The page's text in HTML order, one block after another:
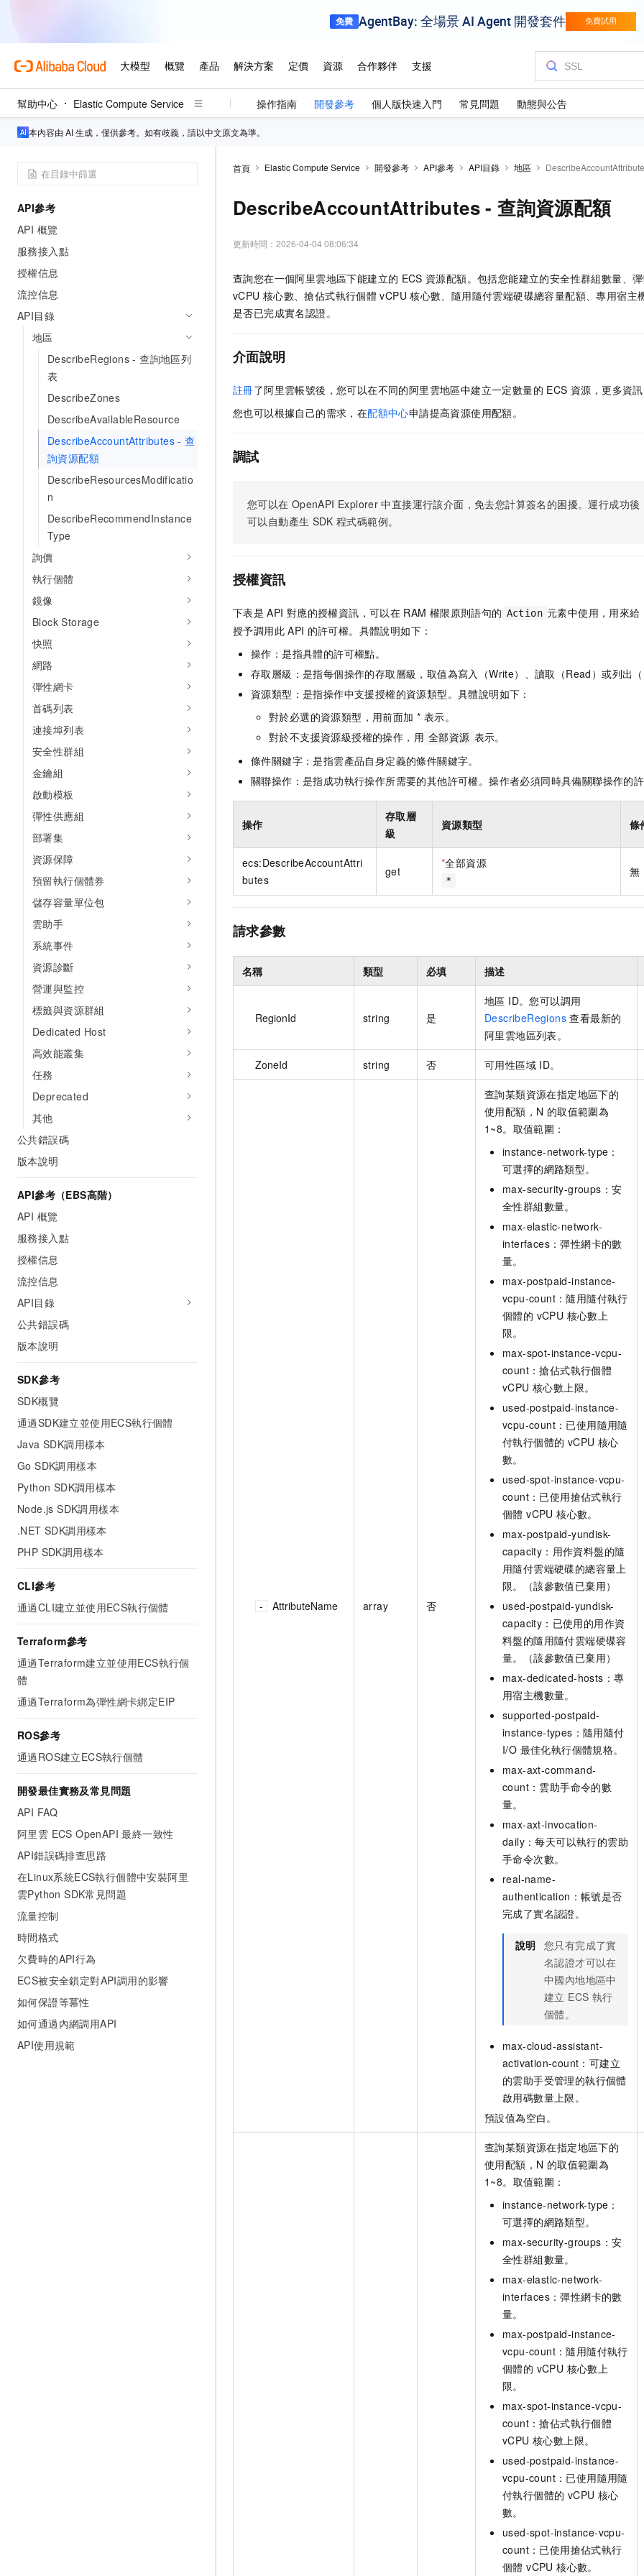
幫助中心 Elastic Compute Service 操作指南 開發參考 個人版快速入門 常見問題 動態與公告
本內容由 AI 生成，僅供參考。如有歧義，請以中文原文為準。
API參考
API 概覽
服務接入點
授權信息
流控信息
API目錄
地區
DescribeRegions - 查詢地區列
表
DescribeZones
DescribeAvailableResource
DescribeAccountAttributes - 查
詢資源配額
DescribeResourcesModificatio
n
DescribeRecommendInstance
Type
詢價
執行個體
鏡像
Block Storage
快照
網路
彈性網卡
首碼列表
連接埠列表
安全性群組
金鑰組
啟動模板
彈性供應組
部署集
資源保障
預留執行個體券
儲存容量單位包
雲助手
系統事件
資源診斷
營運與監控
標籤與資源群組
Dedicated Host
高效能叢集
任務
Deprecated
其他
公共錯誤碼
版本說明
API參考（EBS高階）
API 概覽
服務接入點
授權信息
流控信息
API目錄
公共錯誤碼
版本說明
SDK參考
SDK概覽
通過SDK建立並使用ECS執行個體
Java SDK調用樣本
Go SDK調用樣本
Python SDK調用樣本
Node.js SDK調用樣本
.NET SDK調用樣本
PHP SDK調用樣本
CLI參考
通過CLI建立並使用ECS執行個體
Terraform參考
通過Terraform建立並使用ECS執行個
體
通過Terraform為彈性網卡綁定EIP
ROS參考
通過ROS建立ECS執行個體
開發最佳實務及常見問題
API FAQ
阿里雲 ECS OpenAPI 最終一致性
API錯誤碼排查思路
在Linux系統ECS執行個體中安裝阿里
雲Python SDK常見問題
流量控制
時間格式
欠費時的API行為
ECS被安全鎖定對API調用的影響
如何保證等冪性
如何通過內網調用API
API使用規範
首頁 Elastic Compute Service 開發參考 API參考 API目錄 地區
DescribeAccountAttributes - 查詢資源配額
更新時間： 2026-04-04 08:06:34
查詢您在一個阿里雲地區下能建立的 ECS 資源配額。包括您能建立的安全性群組數量、
vCPU 核心數、搶佔式執行個體 vCPU 核心數、隨用隨付雲端硬碟總容量配額、專用宿主
是否已完成實名認證。
介面說明
註冊了阿里雲帳號後，您可以在不同的阿里雲地區中建立一定數量的 ECS 資源，更多資
您也可以根據自己的需求，在配額中心申請提高資源使用配額。
調試
您可以在 OpenAPI Explorer 中直接運行該介面，免去您計算簽名的困擾。運行成功
可以自動產生 SDK 程式碼範例。
授權資訊
下表是 API 對應的授權資訊，可以在 RAM 權限原則語句的 Action 元素中使用，用來給
授予調用此 API 的許可權。具體說明如下：
操作：是指具體的許可權點。
存取層級：是指每個操作的存取層級，取值為寫入（Write）、讀取（Read）或列出（
資源類型：是指操作中支援授權的資源類型。具體說明如下：
對於必選的資源類型，用前面加 * 表示。
對於不支援資源級授權的操作，用 全部資源 表示。
條件關鍵字：是指雲產品自身定義的條件關鍵字。
關聯操作：是指成功執行操作所需要的其他許可權。操作者必須同時具備關聯操作的許
操作
存取層
級
資源類型 條
ecs:DescribeAccountAttri
butes
get
*全部資源
*
無
請求參數
名稱 類型 必填 描述
RegionId string 是
地區 ID。您可以調用
DescribeRegions 查看最新的
阿里雲地區列表。
ZoneId string 否 可用性區域 ID。
AttributeName array 否
查詢某類資源在指定地區下的
使用配額，N 的取值範圍為
1~8。取值範圍：
instance-network-type：
可選擇的網路類型。
max-security-groups：安
全性群組數量。
max-elastic-network-
interfaces：彈性網卡的數
量。
max-postpaid-instance-
vcpu-count：隨用隨付執行
個體的 vCPU 核心數上
限。
max-spot-instance-vcpu-
count：搶佔式執行個體
vCPU 核心數上限。
used-postpaid-instance-
vcpu-count：已使用隨用隨
付執行個體的 vCPU 核心
數。
used-spot-instance-vcpu-
count：已使用搶佔式執行
個體 vCPU 核心數。
max-postpaid-yundisk-
capacity：用作資料盤的隨
用隨付雲端硬碟的總容量上
限。（該參數值已棄用）
used-postpaid-yundisk-
capacity：已使用的用作資
料盤的隨用隨付雲端硬碟容
量。（該參數值已棄用）
max-dedicated-hosts：專
用宿主機數量。
supported-postpaid-
instance-types：隨用隨付
I/O 最佳化執行個體規格。
max-axt-command-
count：雲助手命令的數
量。
max-axt-invocation-
daily：每天可以執行的雲助
手命令次數。
real-name-
authentication：帳號是否
完成了實名認證。
說明 您只有完成了實
名認證才可以在
中國內地地區中
建立 ECS 執行
個體。
max-cloud-assistant-
activation-count：可建立
的雲助手受管理的執行個體
啟用碼數量上限。
預設值為空白。
查詢某類資源在指定地區下的
使用配額，N 的取值範圍為
1~8。取值範圍：
instance-network-type：
可選擇的網路類型。
max-security-groups：安
全性群組數量。
max-elastic-network-
interfaces：彈性網卡的數
量。
max-postpaid-instance-
vcpu-count：隨用隨付執行
個體的 vCPU 核心數上
限。
max-spot-instance-vcpu-
count：搶佔式執行個體
vCPU 核心數上限。
used-postpaid-instance-
vcpu-count：已使用隨用隨
付執行個體的 vCPU 核心
數。
used-spot-instance-vcpu-
count：已使用搶佔式執行
個體 vCPU 核心數。